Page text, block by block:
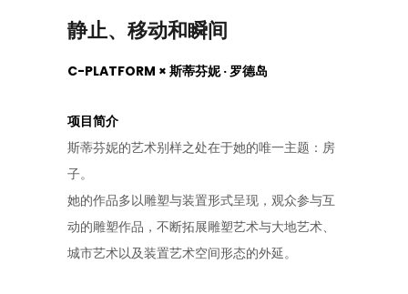
静止、移动和瞬间
C-PLATFORM × 斯蒂芬妮 · 罗德岛
项目简介
斯蒂芬妮的艺术别样之处在于她的唯一主题：房
子。
她的作品多以雕塑与装置形式呈现，观众参与互
动的雕塑作品，不断拓展雕塑艺术与大地艺术、
城市艺术以及装置艺术空间形态的外延。